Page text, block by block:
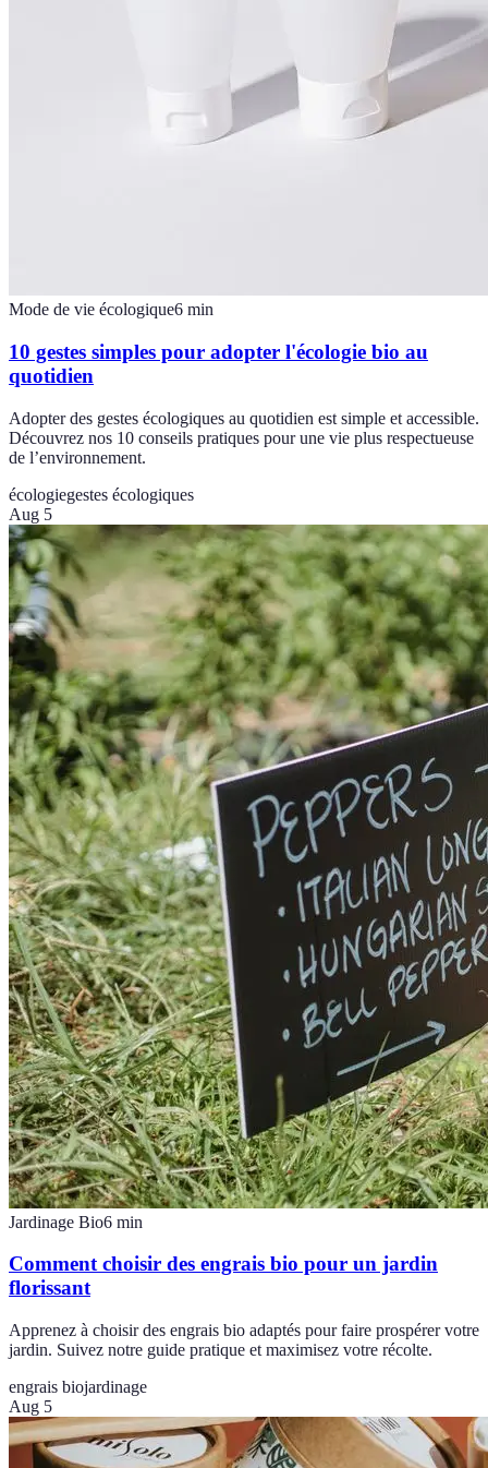
Mode de vie écologique6 min
10 gestes simples pour adopter l'écologie bio au
quotidien
Adopter des gestes écologiques au quotidien est simple et accessible.
Découvrez nos 10 conseils pratiques pour une vie plus respectueuse
de l’environnement.
écologiegestes écologiques
Aug 5
Jardinage Bio6 min
Comment choisir des engrais bio pour un jardin
florissant
Apprenez à choisir des engrais bio adaptés pour faire prospérer votre
jardin. Suivez notre guide pratique et maximisez votre récolte.
engrais biojardinage
Aug 5